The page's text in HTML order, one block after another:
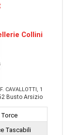
Collini
CAVALLOTTI, 1
Busto Arsizio
Torce
Tascabili